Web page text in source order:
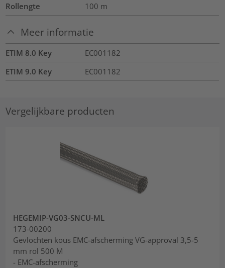
Rollengte
100 m
Meer informatie
ETIM 8.0 Key
EC001182
ETIM 9.0 Key
EC001182
Vergelijkbare producten
HEGEMIP-VG03-SNCU-ML
173-00200
Gevlochten kous EMC-afscherming VG-approval 3,5-5
mm rol 500 M
- EMC-afscherming